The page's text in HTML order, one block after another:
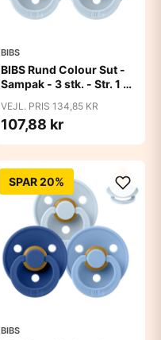
BIBS
BIBS Rund Colour Sut -
Sampak - 3 stk. - Str. 1 -
VEJL. PRIS 134,85 KR
107,88 kr
SPAR 20%
BIBS